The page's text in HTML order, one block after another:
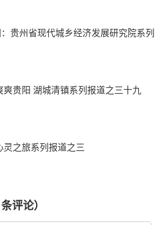
贵州省现代城乡经济发展研究院系列
多彩贵州 爽爽贵阳 湖城清镇系列报道之三十九
西藏 心灵之旅系列报道之三
评论）